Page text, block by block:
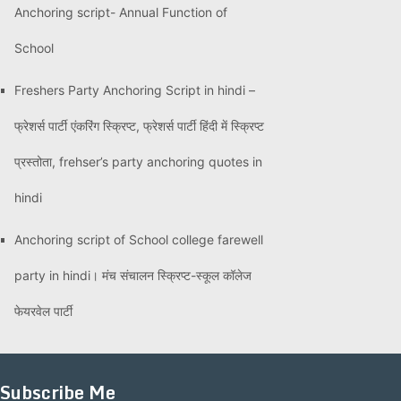
Anchoring script- Annual Function of
School
Freshers Party Anchoring Script in hindi –
फ्रेशर्स पार्टी एंकरिंग स्क्रिप्ट, फ्रेशर्स पार्टी हिंदी में स्क्रिप्ट
प्रस्तोता, frehser’s party anchoring quotes in
hindi
Anchoring script of School college farewell
party in hindi। मंच संचालन स्क्रिप्ट-स्कूल कॉलेज
फेयरवेल पार्टी
Subscribe Me